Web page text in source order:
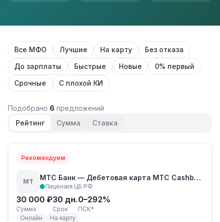
Все МФО Лучшие На карту
Без отказа
До зарплаты
Быстрые Новые
0% первый
Срочные
С плохой КИ
Подобрано 6 предложений
Рейтинг
Сумма Ставка
Рекомендуем
МТ МТС Банк — Дебетовая карта МТС Cashback
Лицензия ЦБ РФ
30 000 ₽
Сумма
30 дн.
Срок
0–292%
ПСК*
Онлайн
На карту